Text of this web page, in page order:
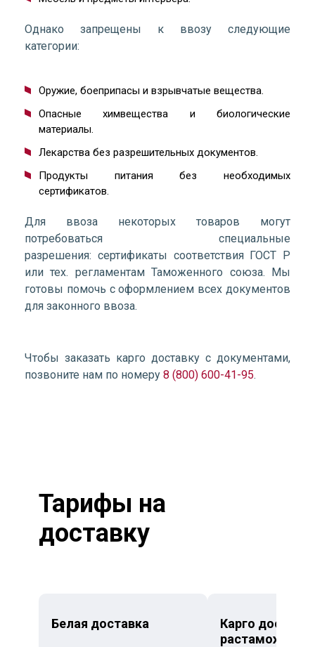
Однако запрещены к ввозу следующие
категории:
Оружие, боеприпасы и взрывчатые вещества.
Опасные химвещества и биологические
материалы.
Лекарства без разрешительных документов.
Продукты питания без необходимых
сертификатов.
Для ввоза некоторых товаров могут
потребоваться специальные
разрешения: сертификаты соответствия ГОСТ Р
или тех. регламентам Таможенного союза. Мы
готовы помочь с оформлением всех документов
для законного ввоза.
Чтобы заказать карго доставку с документами,
позвоните нам по номеру 8 (800) 600-41-95.
Тарифы на
доставку
Белая доставка
Карго
растаможкой